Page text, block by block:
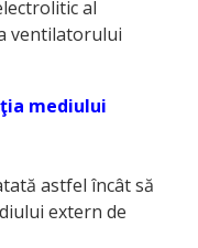
al
ventilatorului
mediului
astfel încât să
extern de